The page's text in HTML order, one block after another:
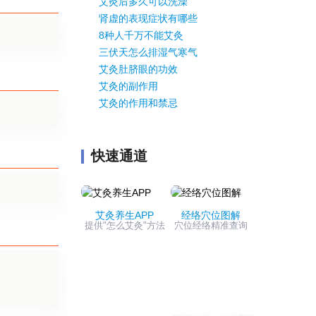
肾虚的表现症状有哪些
8种人千万不能艾灸
三伏天怎么排湿气寒气
艾灸肚脐眼的功效
艾灸的副作用
艾灸的作用和禁忌
快速通道
艾灸养生APP
提供"怎么艾灸"方法
经络穴位图解
穴位经络精准查询